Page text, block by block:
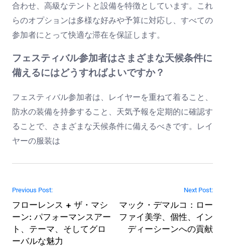
合わせ、高級なテントと設備を特徴としています。これ
らのオプションは多様な好みや予算に対応し、すべての
参加者にとって快適な滞在を保証します。
フェスティバル参加者はさまざまな天候条件に
備えるにはどうすればよいですか？
フェスティバル参加者は、レイヤーを重ねて着ること、
防水の装備を持参すること、天気予報を定期的に確認す
ることで、さまざまな天候条件に備えるべきです。レイ
ヤーの服装は
Post navigation
Previous Post:
フローレンス + ザ・マシ
ーン: パフォーマンスアー
ト、テーマ、そしてグロ
ーバルな魅力
Next Post:
マック・デマルコ：ロー
ファイ美学、個性、イン
ディーシーンへの貢献